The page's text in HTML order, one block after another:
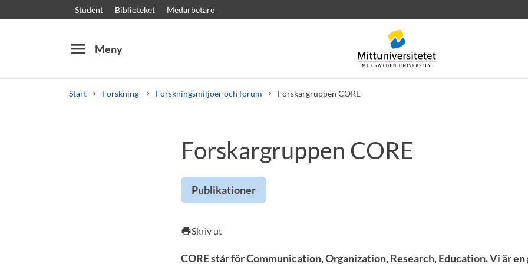
Student Biblioteket Medarbetare
menu Meny
Start Forskning Forskningsmiljöer och forum Forskargruppen CORE
Kursplaner Välkomstbrev Personal Lediga jobb
Forskargruppen CORE
Publikationer
printSkriv ut
CORE står för Communication, Organization, Research, Education. Vi är